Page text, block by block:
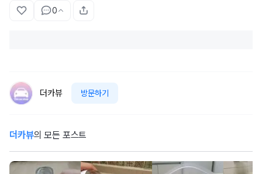
0
더카뷰 방문하기
더카뷰의 모든 포스트